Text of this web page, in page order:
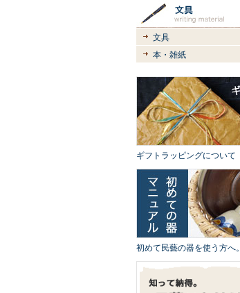
文具
本・雑紙
ギフトラッピングについて
初めて民藝の器を使う方へ。